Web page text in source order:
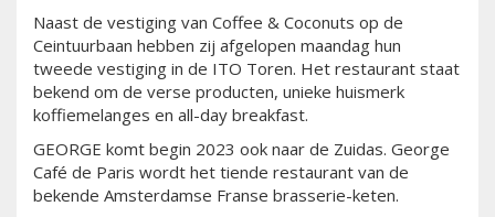
Naast de vestiging van Coffee & Coconuts op de
Ceintuurbaan hebben zij afgelopen maandag hun
tweede vestiging in de ITO Toren. Het restaurant staat
bekend om de verse producten, unieke huismerk
koffiemelanges en all-day breakfast.
GEORGE komt begin 2023 ook naar de Zuidas. George
Café de Paris wordt het tiende restaurant van de
bekende Amsterdamse Franse brasserie-keten.